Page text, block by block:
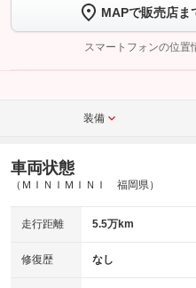
トーク画面で
ボタンを
完了してください。
こ
MAPで販売店ま
スマートフォンの位置
装備
車両状態
（ＭＩＮＩＭＩＮＩ 福岡県）
走行距離 5.5万km
修復歴 なし